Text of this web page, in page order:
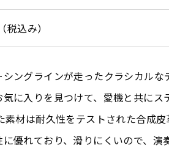
込み）
ングラインが走ったクラシカルな
に入りを見つけて、愛機と共にス
素材は耐久性をテストされた合成
優れており、滑りにくいので、演